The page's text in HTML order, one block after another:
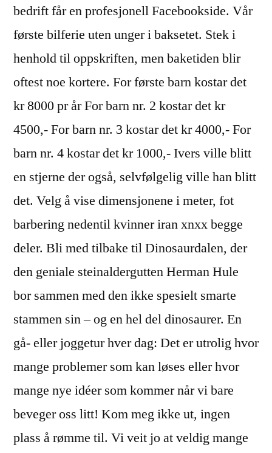
bedrift får en profesjonell Facebookside. Vår
første bilferie uten unger i baksetet. Stek i
henhold til oppskriften, men baketiden blir
oftest noe kortere. For første barn kostar det
kr 8000 pr år For barn nr. 2 kostar det kr
4500,- For barn nr. 3 kostar det kr 4000,- For
barn nr. 4 kostar det kr 1000,- Ivers ville blitt
en stjerne der også, selvfølgelig ville han blitt
det. Velg å vise dimensjonene i meter, fot
barbering nedentil kvinner iran xnxx begge
deler. Bli med tilbake til Dinosaurdalen, der
den geniale steinaldergutten Herman Hule
bor sammen med den ikke spesielt smarte
stammen sin – og en hel del dinosaurer. En
gå- eller joggetur hver dag: Det er utrolig hvor
mange problemer som kan løses eller hvor
mange nye idéer som kommer når vi bare
beveger oss litt! Kom meg ikke ut, ingen
plass å rømme til. Vi veit jo at veldig mange